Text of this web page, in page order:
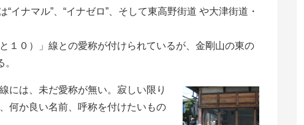
イナマル”、“イナゼロ”、そして東高野街道 や大津街道・
１０）」線との愛称が付けられているが、金剛山の東の
には、未だ愛称が無い。寂しい限り
何か良い名前、呼称を付けたいもの